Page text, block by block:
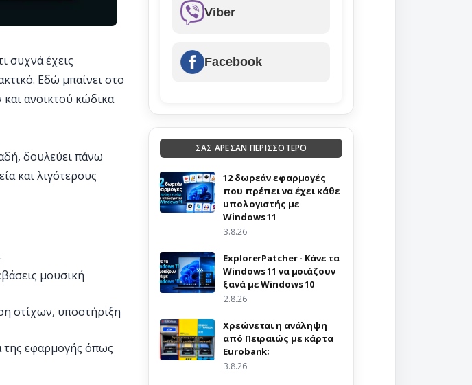
συχνά έχεις
Εδώ μπαίνει στο
και ανοικτού κώδικα
δουλεύει πάνω
και λιγότερους
μουσική
στίχων, υποστήριξη
της εφαρμογής όπως
Viber
Facebook
ΣΑΣ ΑΡΕΣΑΝ ΠΕΡΙΣΣΟΤΕΡΟ
12 δωρεάν εφαρμογές
που πρέπει να έχει κάθε
υπολογιστής με
Windows 11
3.8.26
ExplorerPatcher - Κάνε τα
Windows 11 να μοιάζουν
ξανά με Windows 10
2.8.26
Χρεώνεται η ανάληψη
από Πειραιώς με κάρτα
Eurobank;
3.8.26